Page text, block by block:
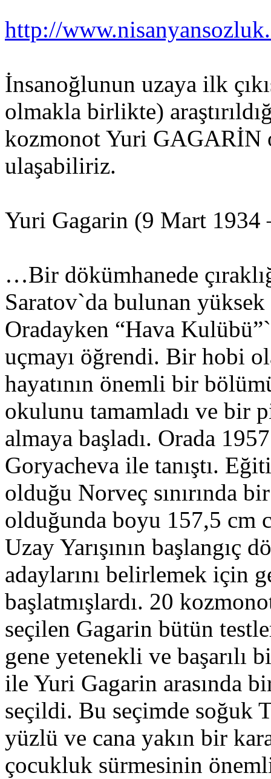
http://
İnsanoğlunun uzaya ilk
olmakla birlikte)
kozmonot Yuri GAGARİN
ulaşabiliriz.
Yuri Gagarin (9 Mart 1934
…Bir dökümhanede
Saratov`da bulunan
Oradayken “Hava
uçmayı öğrendi. Bir hobi
hayatının önemli bir
okulunu tamamladı ve bir
almaya başladı. Orada
Goryacheva ile tanıştı.
olduğu Norveç sınırında
olduğunda boyu 157,5 cm
Uzay Yarışının başlangıç
adaylarını belirlemek için
başlatmışlardı. 20
seçilen Gagarin bütün
gene yetenekli ve başarılı
ile Yuri Gagarin arasında
seçildi. Bu seçimde soğuk
yüzlü ve cana yakın bir
çocukluk sürmesinin